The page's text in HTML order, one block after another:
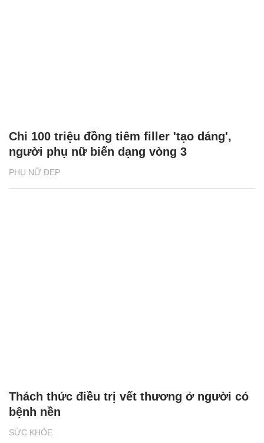
PHỤ NỮ ĐẸP
Chi 100 triệu đồng tiêm filler 'tạo dáng',
người phụ nữ biến dạng vòng 3
SỨC KHỎE
Thách thức điều trị vết thương ở người có
bệnh nền